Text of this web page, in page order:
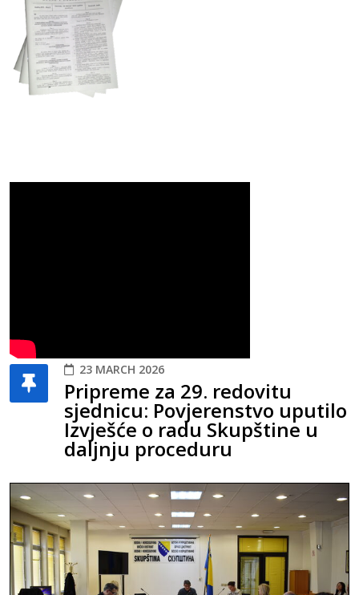
23 MARCH 2026
Pripreme za 29. redovitu
sjednicu: Povjerenstvo uputilo
Izvješće o radu Skupštine u
daljnju proceduru